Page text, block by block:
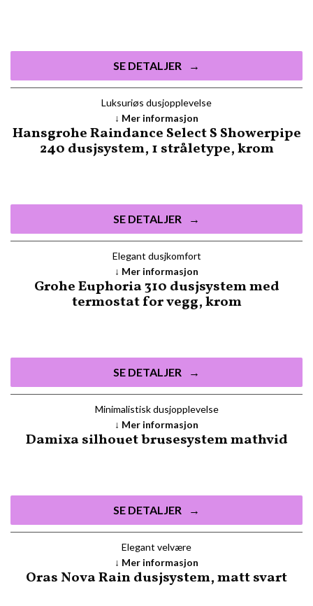
SE DETALJER
Luksuriøs dusjopplevelse
Hansgrohe Raindance Select S Showerpipe
240 dusjsystem, 1 stråletype, krom
SE DETALJER
Mer informasjon
Elegant dusjkomfort
Grohe Euphoria 310 dusjsystem med
termostat for vegg, krom
SE DETALJER
Mer informasjon
Minimalistisk dusjopplevelse
Damixa silhouet brusesystem mathvid
SE DETALJER
Mer informasjon
Elegant velvære
Oras Nova Rain dusjsystem, matt svart
Mer informasjon